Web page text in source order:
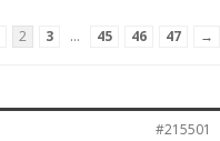
2 3 … 45 46 47 →
#215501